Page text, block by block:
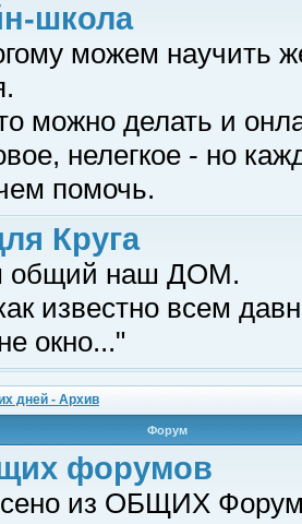
школа
можем научить
можно делать и
нелегкое - но
помочь.
Круга
общий наш ДОМ.
известно всем
окно..."
дней - Архив
Форум
форумов
из ОБЩИХ